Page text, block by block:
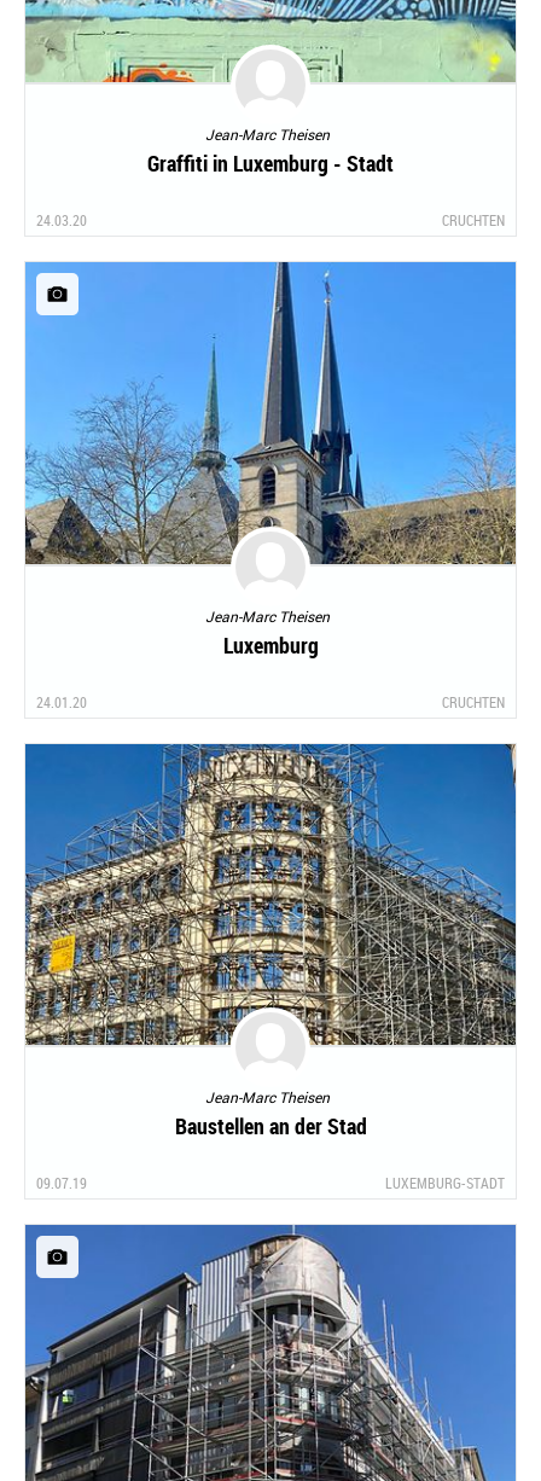
Jean-Marc Theisen
Graffiti in Luxemburg - Stadt
24.03.20 CRUCHTEN
Jean-Marc Theisen
Luxemburg
24.01.20 CRUCHTEN
Jean-Marc Theisen
Baustellen an der Stad
09.07.19 LUXEMBURG-STADT